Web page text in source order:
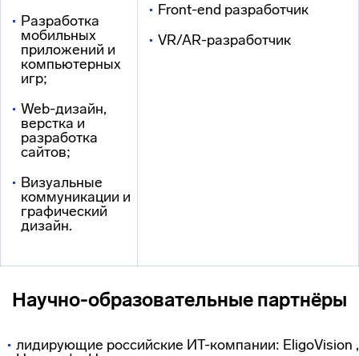
Разработка
мобильных
приложений и
компьютерных
игр;
Web-дизайн,
верстка и
разработка
сайтов;
Визуальные
коммуникации и
графический
дизайн.
Front-end разработчик
VR/AR-разработчик
Научно-образовательные партнёры
лидирующие российские ИТ-компании: EligoVision ,